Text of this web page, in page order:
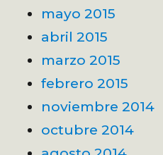
mayo 2015
abril 2015
marzo 2015
febrero 2015
noviembre 2014
octubre 2014